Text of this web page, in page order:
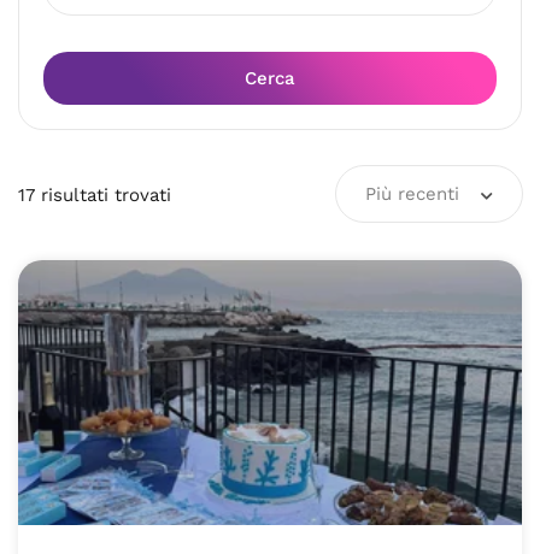
Cerca
17 risultati trovati Più recenti